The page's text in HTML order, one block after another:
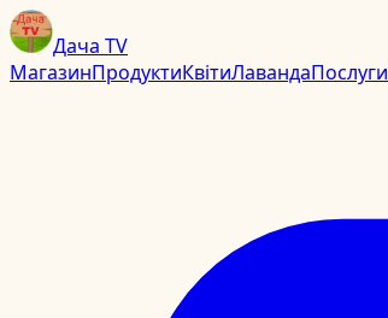
Дача TV
МагазинПродуктиКвітиЛавандаПослуги